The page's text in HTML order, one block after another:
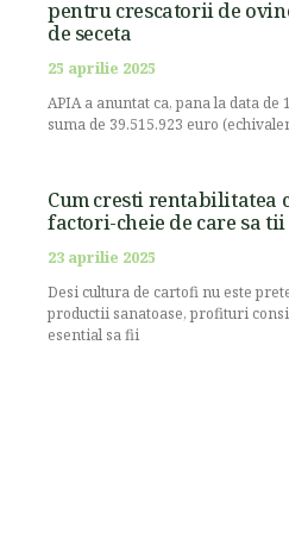
pentru crescatorii de
de seceta
25 aprilie 2025
APIA a anuntat ca, pana la data
suma de 39.515.923 euro
Cum cresti rentabilitatea
factori-cheie de care sa
23 aprilie 2025
Desi cultura de cartofi nu este
productii sanatoase, profituri
esential sa fii